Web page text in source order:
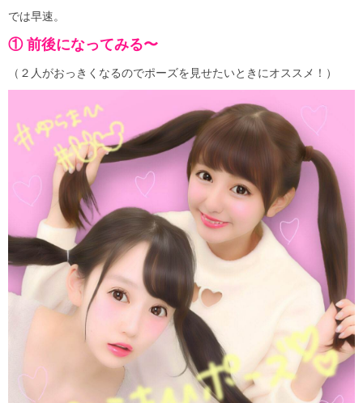
では早速。
① 前後になってみる〜
（２人がおっきくなるのでポーズを見せたいときにオススメ！）